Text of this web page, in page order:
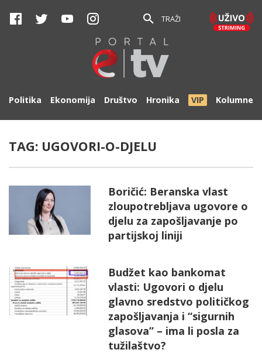
TRAŽI
Politika Ekonomija Društvo Hronika VIP Kolumne
TAG: UGOVORI-O-DJELU
Boričić: Beranska vlast
zloupotrebljava ugovore o
djelu za zapošljavanje po
partijskoj liniji
Budžet kao bankomat
vlasti: Ugovori o djelu
glavno sredstvo političkog
zapošljavanja i “sigurnih
glasova” – ima li posla za
tužilaštvo?